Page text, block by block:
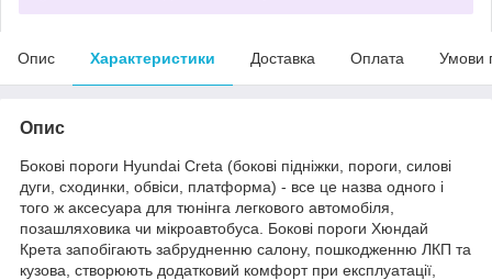
Опис Характеристики Доставка Оплата Умови
Опис
Бокові пороги Hyundai Creta (бокові підніжки, пороги, силові
дуги, сходинки, обвіси, платформа) - все це назва одного і
того ж аксесуара для тюнінга легкового автомобіля,
позашляховика чи мікроавтобуса. Бокові пороги Хюндай
Крета запобігають забрудненню салону, пошкодженню ЛКП та
кузова, створюють додатковий комфорт при експлуатації,